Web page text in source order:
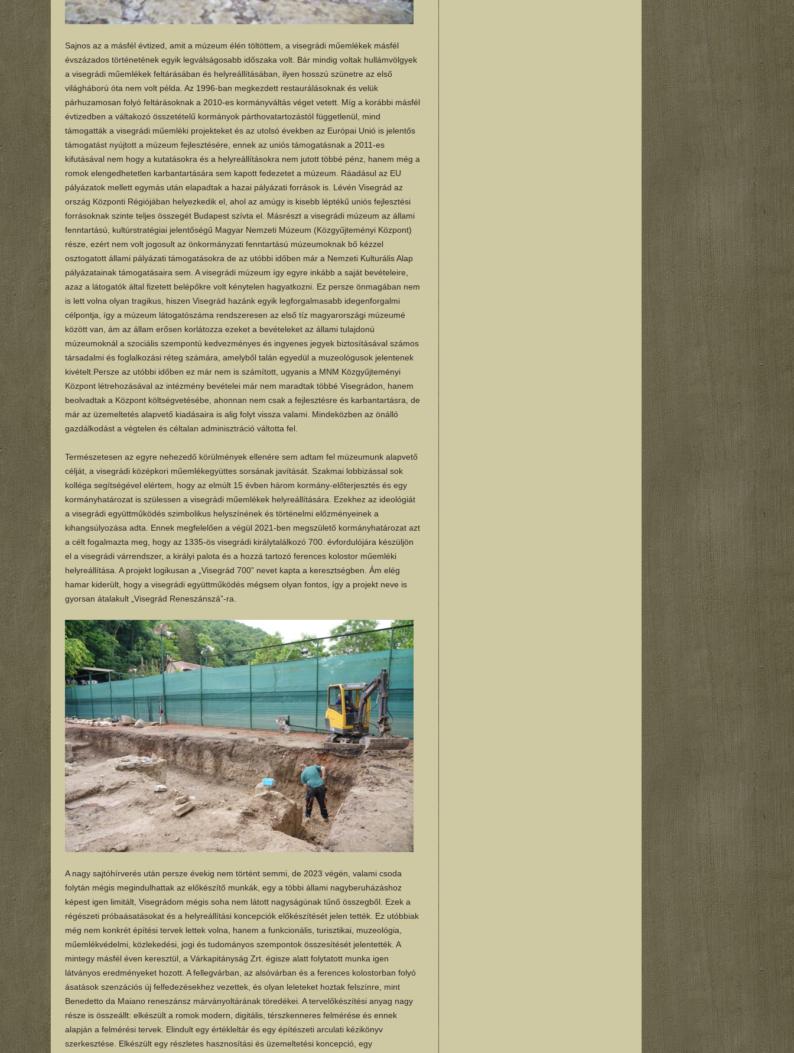
Sajnos az a másfél évtized, amit a múzeum élén töltöttem, a visegrádi műemlékek másfél
évszázados történetének egyik legválságosabb időszaka volt. Bár mindig voltak hullámvölgyek
a visegrádi műemlékek feltárásában és helyreállításában, ilyen hosszú szünetre az első
világháború óta nem volt példa. Az 1996-ban megkezdett restaurálásoknak és velük
párhuzamosan folyó feltárásoknak a 2010-es kormányváltás véget vetett. Míg a korábbi másfél
évtizedben a váltakozó összetételű kormányok párthovatartozástól függetlenül, mind
támogatták a visegrádi műemléki projekteket és az utolsó években az Európai Unió is jelentős
támogatást nyújtott a múzeum fejlesztésére, ennek az uniós támogatásnak a 2011-es
kifutásával nem hogy a kutatásokra és a helyreállításokra nem jutott többé pénz, hanem még a
romok elengedhetetlen karbantartására sem kapott fedezetet a múzeum. Ráadásul az EU
pályázatok mellett egymás után elapadtak a hazai pályázati források is. Lévén Visegrád az
ország Központi Régiójában helyezkedik el, ahol az amúgy is kisebb léptékű uniós fejlesztési
forrásoknak szinte teljes összegét Budapest szívta el. Másrészt a visegrádi múzeum az állami
fenntartású, kultúrstratégiai jelentőségű Magyar Nemzeti Múzeum (Közgyűjteményi Központ)
része, ezért nem volt jogosult az önkormányzati fenntartású múzeumoknak bő kézzel
osztogatott állami pályázati támogatásokra de az utóbbi időben már a Nemzeti Kulturális Alap
pályázatainak támogatásaira sem. A visegrádi múzeum így egyre inkább a saját bevételeire,
azaz a látogatók által fizetett belépőkre volt kénytelen hagyatkozni. Ez persze önmagában nem
is lett volna olyan tragikus, hiszen Visegrád hazánk egyik legforgalmasabb idegenforgalmi
célpontja, így a múzeum látogatószáma rendszeresen az első tíz magyarországi múzeumé
között van, ám az állam erősen korlátozza ezeket a bevételeket az állami tulajdonú
múzeumoknál a szociális szempontú kedvezményes és ingyenes jegyek biztosításával számos
társadalmi és foglalkozási réteg számára, amelyből talán egyedül a muzeológusok jelentenek
kivételt.Persze az utóbbi időben ez már nem is számított, ugyanis a MNM Közgyűjteményi
Központ létrehozásával az intézmény bevételei már nem maradtak többé Visegrádon, hanem
beolvadtak a Központ költségvetésébe, ahonnan nem csak a fejlesztésre és karbantartásra, de
már az üzemeltetés alapvető kiadásaira is alig folyt vissza valami. Mindeközben az önálló
gazdálkodást a végtelen és céltalan adminisztráció váltotta fel.
Természetesen az egyre nehezedő körülmények ellenére sem adtam fel múzeumunk alapvető
célját, a visegrádi középkori műemlékegyüttes sorsának javítását. Szakmai lobbizással sok
kolléga segítségével elértem, hogy az elmúlt 15 évben három kormány-előterjesztés és egy
kormányhatározat is szülessen a visegrádi műemlékek helyreállítására. Ezekhez az ideológiát
a visegrádi együttműködés szimbolikus helyszínének és történelmi előzményeinek a
kihangsúlyozása adta. Ennek megfelelően a végül 2021-ben megszülető kormányhatározat azt
a célt fogalmazta meg, hogy az 1335-ös visegrádi királytalálkozó 700. évfordulójára készüljön
el a visegrádi várrendszer, a királyi palota és a hozzá tartozó ferences kolostor műemléki
helyreállítása. A projekt logikusan a „Visegrád 700” nevet kapta a keresztségben. Ám elég
hamar kiderült, hogy a visegrádi együttműködés mégsem olyan fontos, így a projekt neve is
gyorsan átalakult „Visegrád Reneszánszá”-ra.
A nagy sajtóhírverés után persze évekig nem történt semmi, de 2023 végén, valami csoda
folytán mégis megindulhattak az előkészítő munkák, egy a többi állami nagyberuházáshoz
képest igen limitált, Visegrádom mégis soha nem látott nagyságúnak tűnő összegből. Ezek a
régészeti próbaásatásokat és a helyreállítási koncepciók előkészítését jelen tették. Ez utóbbiak
még nem konkrét építési tervek lettek volna, hanem a funkcionális, turisztikai, muzeológia,
műemlékvédelmi, közlekedési, jogi és tudományos szempontok összesítését jelentették. A
mintegy másfél éven keresztül, a Várkapitányság Zrt. égisze alatt folytatott munka igen
látványos eredményeket hozott. A fellegvárban, az alsóvárban és a ferences kolostorban folyó
ásatások szenzációs új felfedezésekhez vezettek, és olyan leleteket hoztak felszínre, mint
Benedetto da Maiano reneszánsz márványoltárának töredékei. A tervelőkészítési anyag nagy
része is összeállt: elkészült a romok modern, digitális, térszkenneres felmérése és ennek
alapján a felmérési tervek. Elindult egy értékleltár és egy építészeti arculati kézikönyv
szerkesztése. Elkészült egy részletes hasznosítási és üzemeltetési koncepció, egy